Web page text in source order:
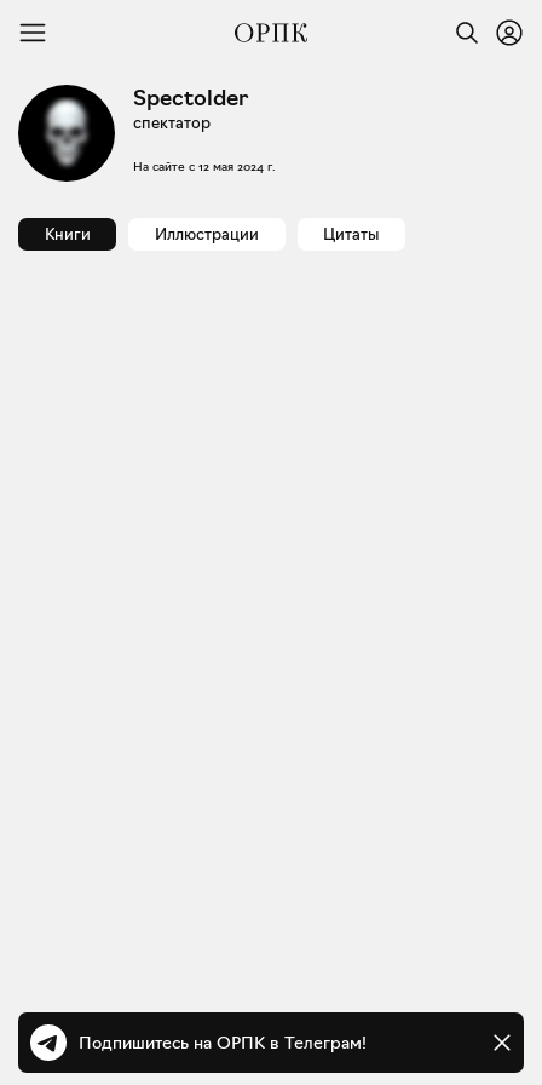
Spectolder
спектатор
На сайте с 12 мая 2024 г.
Книги Иллюстрации Цитаты
Подпишитесь на ОРПК в Телеграм!